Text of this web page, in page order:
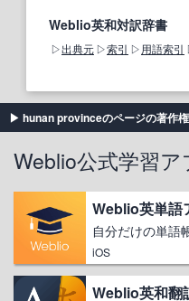
Weblio英和対訳辞書
出典元 索引 用語索引
hunan provinceのページの著作権
Weblio公式学習ア
Weblio英単語
自分だけの単語
iOS
Weblio英和翻